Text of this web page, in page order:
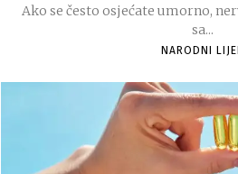
Ako se često osjećate umorno,
sa...
NARODNI